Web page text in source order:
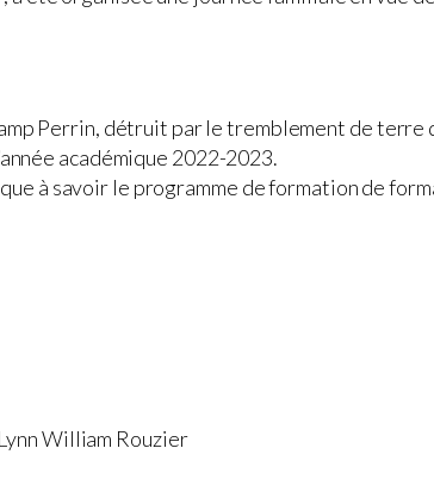
Perrin, détruit par le tremblement de terre
académique 2022-2023.
à savoir le programme de formation de
William Rouzier